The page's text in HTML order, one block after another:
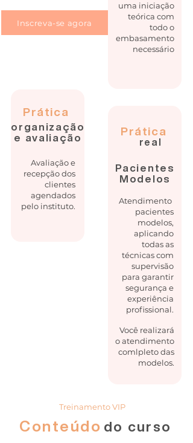
uma iniciação
teórica com
todo o
embasamento
necessário
Inscreva-se agora
Prática
organização
e avaliação
Avaliação e
recepção dos
clientes
agendados
pelo instituto.
Prática
real
Pacientes
Modelos
Atendimento
pacientes
modelos,
aplicando
todas as
técnicas com
supervisão
para garantir
segurança e
experiência
profissional.
Você realizará
o atendimento
comlpleto das
modelos.
Treinamento VIP
do curso
Conteúdo